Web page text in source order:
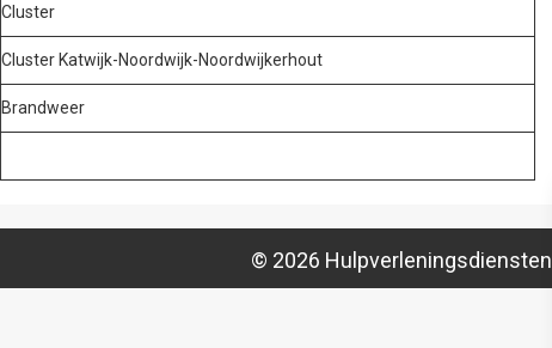
Cluster
Cluster Katwijk-Noordwijk-Noordwijkerhout
Brandweer
© 2026 Hulpverleningsdiensten